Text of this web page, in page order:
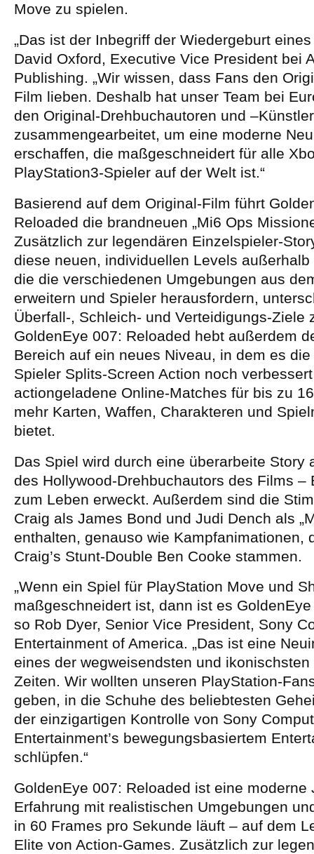
Move zu spielen.
„Das ist der Inbegriff der Wiedergeburt
David Oxford, Executive Vice President bei
Publishing. „Wir wissen, dass Fans den
Film lieben. Deshalb hat unser Team bei
den Original-Drehbuchautoren und
zusammengearbeitet, um eine moderne
erschaffen, die maßgeschneidert für alle
PlayStation3-Spieler auf der Welt ist.“
Basierend auf dem Original-Film führt
Reloaded die brandneuen „Mi6 Ops
Zusätzlich zur legendären Einzelspieler-
diese neuen, individuellen Levels
die die verschiedenen Umgebungen aus
erweitern und Spieler herausfordern,
Überfall-, Schleich- und Verteidigungs-Ziele
GoldenEye 007: Reloaded hebt außerdem
Bereich auf ein neues Niveau, in dem es
Spieler Splits-Screen Action noch
actiongeladene Online-Matches für bis zu
mehr Karten, Waffen, Charakteren und
bietet.
Das Spiel wird durch eine überarbeite Story
des Hollywood-Drehbuchautors des Films –
zum Leben erweckt. Außerdem sind die
Craig als James Bond und Judi Dench als
enthalten, genauso wie Kampfanimationen,
Craig’s Stunt-Double Ben Cooke stammen.
„Wenn ein Spiel für PlayStation Move und
maßgeschneidert ist, dann ist es GoldenEye
so Rob Dyer, Senior Vice President, Sony
Entertainment of America. „Das ist eine
eines der wegweisendsten und
Zeiten. Wir wollten unseren PlayStation-
geben, in die Schuhe des beliebtesten
der einzigartigen Kontrolle von Sony
Entertainment’s bewegungsbasiertem
schlüpfen.“
GoldenEye 007: Reloaded ist eine moderne
Erfahrung mit realistischen Umgebungen
in 60 Frames pro Sekunde läuft – auf dem
Elite von Action-Games. Zusätzlich zur